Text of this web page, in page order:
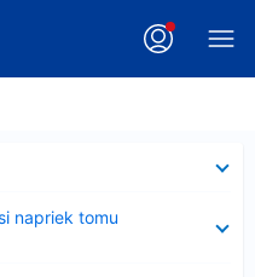
napriek tomu